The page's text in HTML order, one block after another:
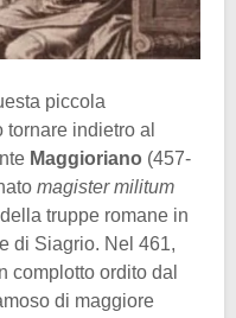
piccola
indietro al
Maggioriano (457-
magister militum
truppe romane in
di Siagrio. Nel 461,
complotto ordito dal
di maggiore